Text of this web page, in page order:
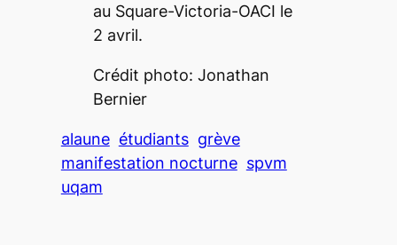
au Square-Victoria-OACI le
2 avril.
Crédit photo: Jonathan
Bernier
alaune étudiants grève
manifestation nocturne spvm
uqam